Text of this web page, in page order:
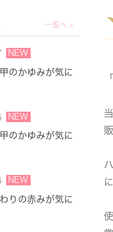
一覧へ >
NEW
のかゆみが気に
NEW
のかゆみが気に
NEW
りの赤みが気に